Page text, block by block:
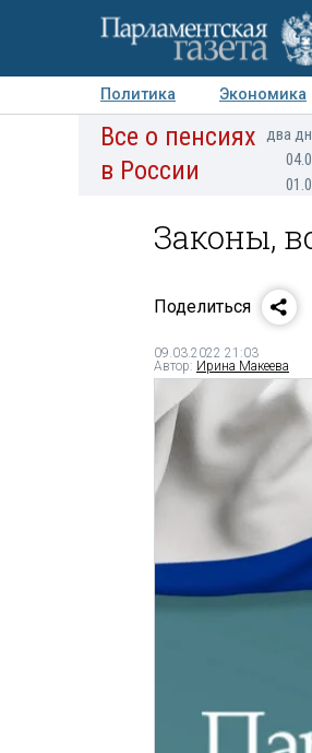
Политика Экономика
Авторы Персоны
Все о пенсиях
в России
два
Законы,
Поделиться
09.03.2022 21:03
Автор: Ирина Макеева